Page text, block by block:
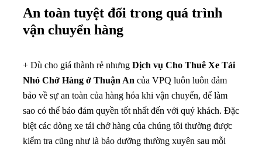
An toàn tuyệt đối trong quá trình
vận chuyển hàng
+ Dù cho giá thành rẻ nhưng Dịch vụ Cho Thuê Xe Tải
Nhỏ Chở Hàng ở Thuận An của VPQ luôn luôn đảm
bảo về sự an toàn của hàng hóa khi vận chuyển, để làm
sao có thể bảo đảm quyền tốt nhất đến với quý khách. Đặc
biệt các dòng xe tải chở hàng của chúng tôi thường được
kiểm tra cũng như là bảo dưỡng thường xuyên sau mỗi